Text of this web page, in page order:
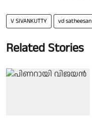
V SIVANKUTTY vd satheesan
Related Stories